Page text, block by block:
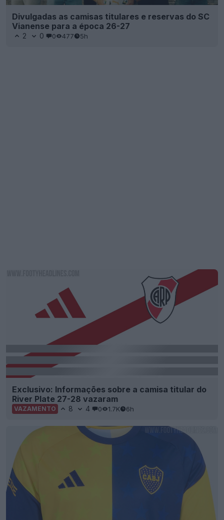
Divulgadas as camisas titulares e reservas do SC
Vianense para a época 26-27
2 0 0 477 5h
Exclusivo: Informações sobre a camisa titular do
River Plate 27-28 vazaram
VAZAMENTO 8 4 0 1.7K 6h